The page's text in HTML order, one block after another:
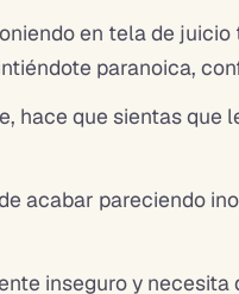
en tela de
paranoica,
hace que sientas que
acabar pareciendo
inseguro y